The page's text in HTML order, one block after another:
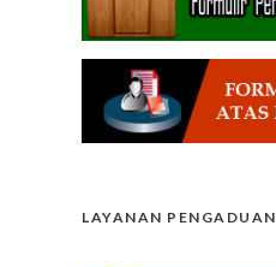
LAYANAN PENGADUAN